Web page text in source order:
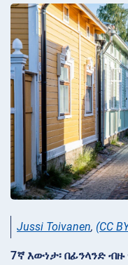
Jussi Toivanen, (CC
7ኛ እውነታ፡ በፊንላንድ